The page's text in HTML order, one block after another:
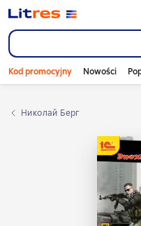
Kod promocyjny Nowości
Николай Берг